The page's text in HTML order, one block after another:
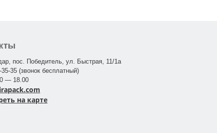
пос. Победитель, ул. Быстрая, 11/1а
35 (звонок бесплатный)
— 18.00
на карте